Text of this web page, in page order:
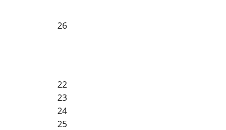
26
22
23
24
25